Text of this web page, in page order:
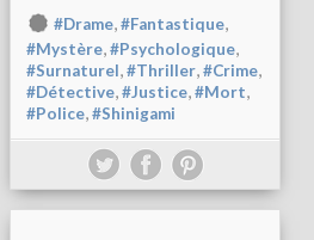
#Drame,#Fantastique,
#Mystère,#Psychologique,
#Surnaturel,#Thriller,#Crime,
#Détective,#Justice,#Mort,
#Police,#Shinigami